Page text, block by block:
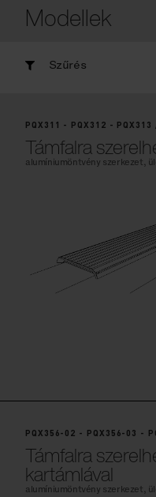
Modellek
Szűrés
PQX311 - PQX312 - PQX313
Támfalra
alumíniumöntvény szerkezet,
PQX356-02 - PQX356-03 -
Támfalra
kartámlával
alumíniumöntvény szerkezet,